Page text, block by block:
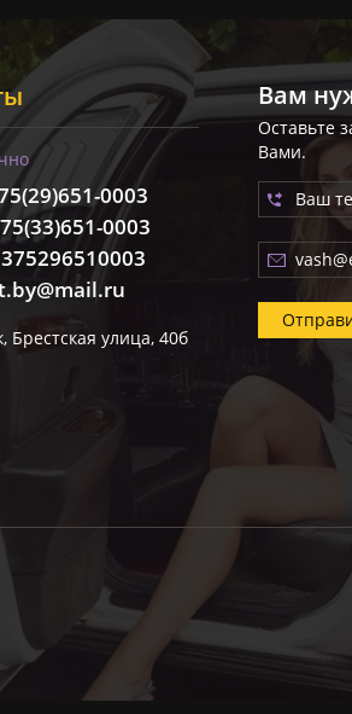
0003
0003
Брестская улица, 40б
Вам
Оставьте
Вами.